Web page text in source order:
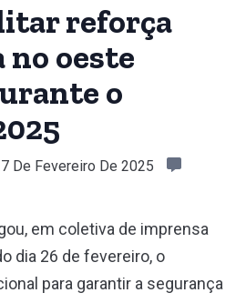
reforça
no oeste
o
De Fevereiro De 2025
em coletiva de imprensa
dia 26 de fevereiro, o
para garantir a segurança